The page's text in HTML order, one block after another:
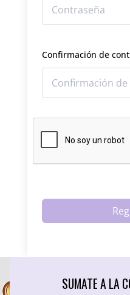
Confirmación de
SUMATE A LA